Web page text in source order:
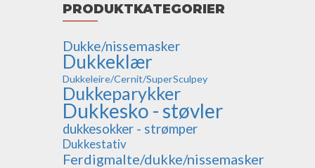
PRODUKTKATEGORIER
Dukke/nissemasker
Dukkeklær
Dukkeleire/Cernit/SuperSculpey
Dukkeparykker
Dukkesko - støvler
dukkesokker - strømper
Dukkestativ
Ferdigmalte/dukke/nissemasker